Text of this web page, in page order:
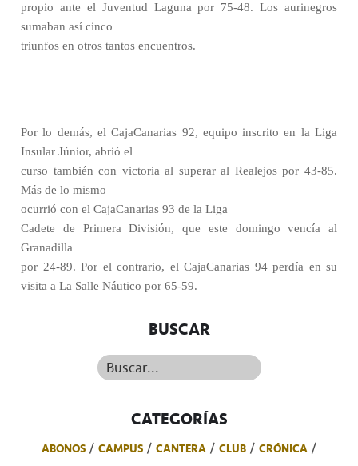
propio ante el Juventud Laguna por 75-48. Los aurinegros
sumaban así cinco
triunfos en otros tantos encuentros.
Por lo demás, el CajaCanarias 92, equipo inscrito en la Liga
Insular Júnior, abrió el
curso también con victoria al superar al Realejos por 43-85.
Más de lo mismo
ocurrió con el CajaCanarias 93 de la Liga
Cadete de Primera División, que este domingo vencía al
Granadilla
por 24-89. Por el contrario, el CajaCanarias 94 perdía en su
visita a La Salle Náutico por 65-59.
BUSCAR
Buscar...
CATEGORÍAS
ABONOS CAMPUS CANTERA CLUB
CRÓNICA